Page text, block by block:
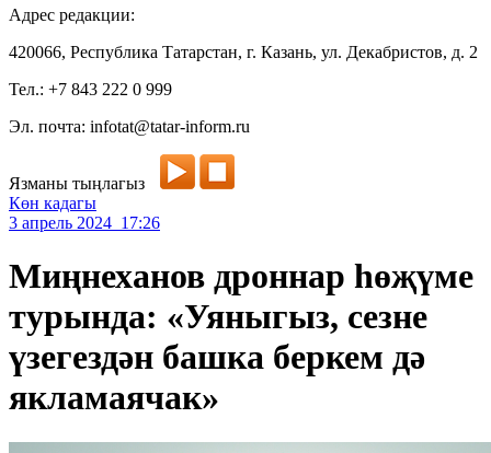
Адрес редакции:
420066, Республика Татарстан, г. Казань, ул. Декабристов, д. 2
Тел.: +7 843 222 0 999
Эл. почта: infotat@tatar-inform.ru
Язманы тыңлагыз
Көн кадагы
3 апрель 2024 17:26
Миңнеханов дроннар һөҗүме
турында: «Уяныгыз, сезне
үзегездән башка беркем дә
якламаячак»